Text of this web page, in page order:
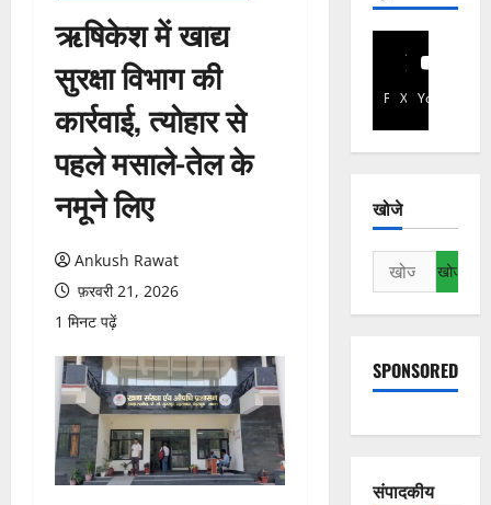
ऋषिकेश में खाद्य
सुरक्षा विभाग की
कार्रवाई, त्योहार से
पहले मसाले-तेल के
नमूने लिए
Ankush Rawat
फ़रवरी 21, 2026
1 मिनट पढ़ें
Facebook
X YouTube
खोजे
निम्न
को
खोजें:
SPONSORED
संपादकीय